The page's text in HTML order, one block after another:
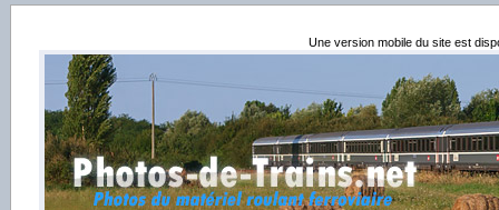
Une version mobile du site est